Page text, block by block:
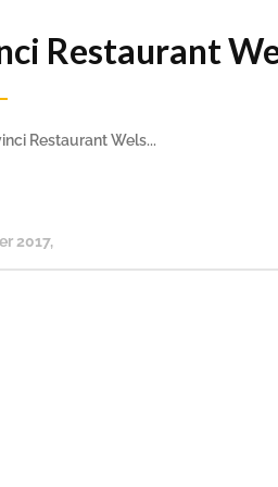
Restaurant
Restaurant Wels...
2017